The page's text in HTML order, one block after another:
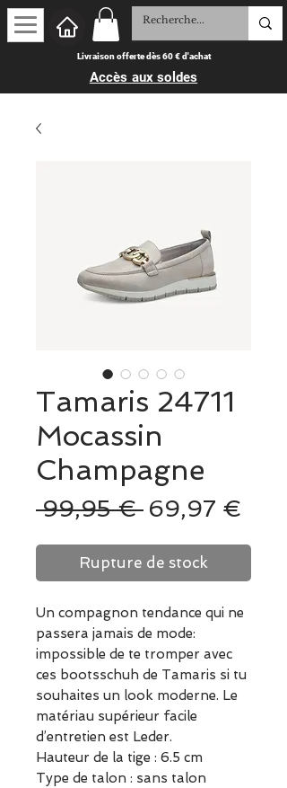
Livraison offerte dès 60 € d'achat
Accès aux soldes
Tamaris 24711
Mocassin
Champagne
99,95 € Prix
69,97 €
Rupture de stock
Un compagnon tendance qui ne
passera jamais de mode:
impossible de te tromper avec
ces bootsschuh de Tamaris si tu
souhaites un look moderne. Le
matériau supérieur facile
d’entretien est Leder.
Hauteur de la tige : 6.5 cm
Type de talon : sans talon